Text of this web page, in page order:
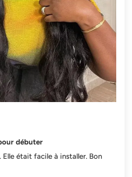
débuter
était facile à installer. Bon